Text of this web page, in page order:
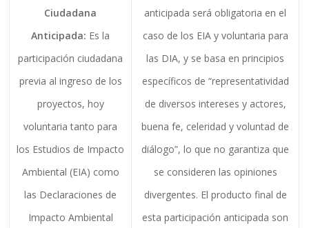
Ciudadana
Anticipada: Es la
participación ciudadana
previa al ingreso de los
proyectos, hoy
voluntaria tanto para
los Estudios de Impacto
Ambiental (EIA) como
las Declaraciones de
Impacto Ambiental
anticipada será obligatoria en el
caso de los EIA y voluntaria para
las DIA, y se basa en principios
específicos de “representatividad
de diversos intereses y actores,
buena fe, celeridad y voluntad de
diálogo”, lo que no garantiza que
se consideren las opiniones
divergentes. El producto final de
esta participación anticipada son